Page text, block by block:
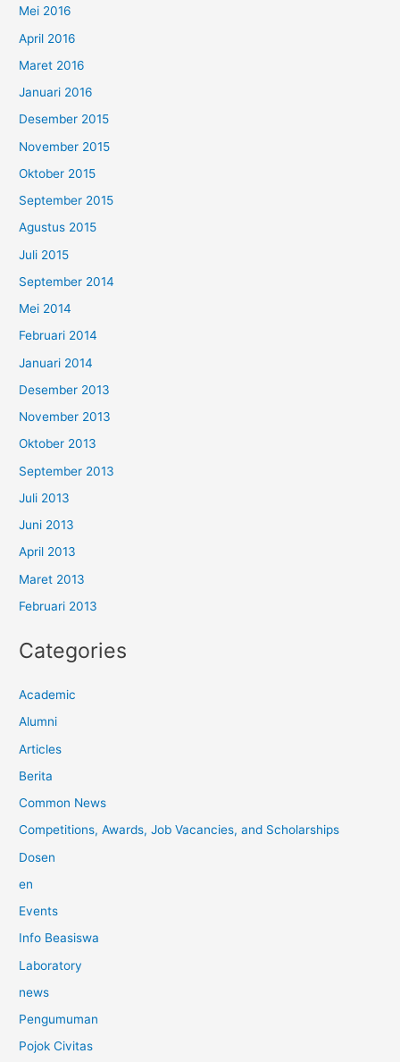
Mei 2016
April 2016
Maret 2016
Januari 2016
Desember 2015
November 2015
Oktober 2015
September 2015
Agustus 2015
Juli 2015
September 2014
Mei 2014
Februari 2014
Januari 2014
Desember 2013
November 2013
Oktober 2013
September 2013
Juli 2013
Juni 2013
April 2013
Maret 2013
Februari 2013
Categories
Academic
Alumni
Articles
Berita
Common News
Competitions, Awards, Job Vacancies, and Scholarships
Dosen
en
Events
Info Beasiswa
Laboratory
news
Pengumuman
Pojok Civitas